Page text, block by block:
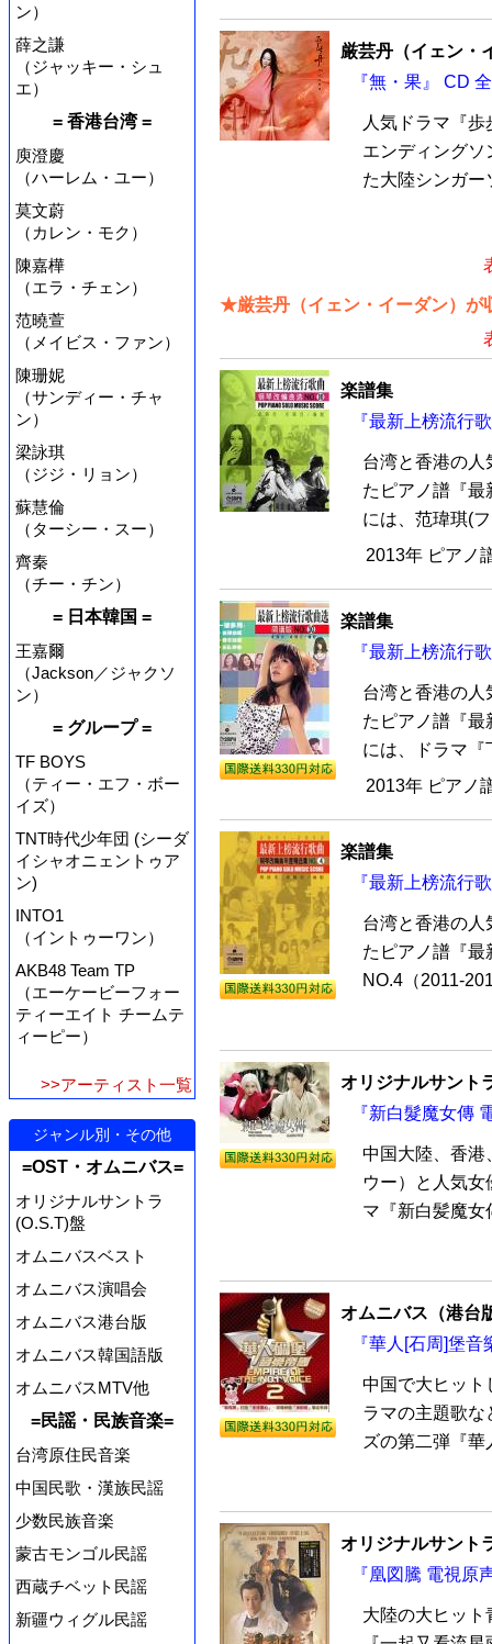
ン）
薛之謙
（ジャッキー・シュ
エ）
= 香港台湾 =
庾澄慶
（ハーレム・ユー）
莫文蔚
（カレン・モク）
陳嘉樺
（エラ・チェン）
范曉萱
（メイビス・ファン）
陳珊妮
（サンディー・チャ
ン）
梁詠琪
（ジジ・リョン）
蘇慧倫
（ターシー・スー）
齊秦
（チー・チン）
= 日本韓国 =
王嘉爾
（Jackson／ジャクソ
ン）
= グループ =
TF BOYS
（ティー・エフ・ボー
イズ）
TNT時代少年団 (シーダ
イシャオニェントゥア
ン)
INTO1
（イントゥーワン）
AKB48 Team TP
（エーケービーフォー
ティーエイト チームテ
ィーピー）
>>アーティスト一覧
ジャンル別・その他
=OST・オムニバス=
オリジナルサントラ
(O.S.T)盤
オムニバスベスト
オムニバス演唱会
オムニバス港台版
オムニバス韓国語版
オムニバスMTV他
=民謡・民族音楽=
台湾原住民音楽
中国民歌・漢族民謡
少数民族音楽
蒙古モンゴル民謡
西蔵チベット民謡
新疆ウィグル民謡
厳芸丹（イェン・
『無・果』 CD
人気ドラマ『
エンディングソ
た大陸シンガー
★厳芸丹（イェン・イーダン）が
楽譜集
『最新上榜流行
台湾と香港の人
たピアノ譜『最
には、范瑋琪(
2013年 ピアノ
楽譜集
『最新上榜流行
台湾と香港の人
たピアノ譜『最
には、ドラマ『
2013年 ピアノ
楽譜集
『最新上榜流行
台湾と香港の人
たピアノ譜『最
NO.4（2011-
オリジナルサント
『新白髮魔女傳
中国大陸、香港
ウー）と人気
マ『新白髪魔女
オムニバス（港台
『華人[石周]堡
中国で大ヒット
ラマの主題歌な
ズの第二弾『華
オリジナルサント
『凰図騰 電視原
大陸の大ヒット